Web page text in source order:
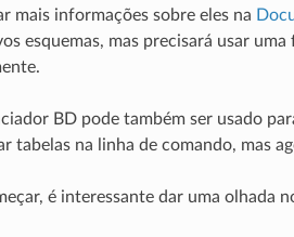
mais informações sobre eles na
esquemas, mas precisará usar
BD pode também ser usado
tabelas na linha de comando, mas
é interessante dar uma olhada